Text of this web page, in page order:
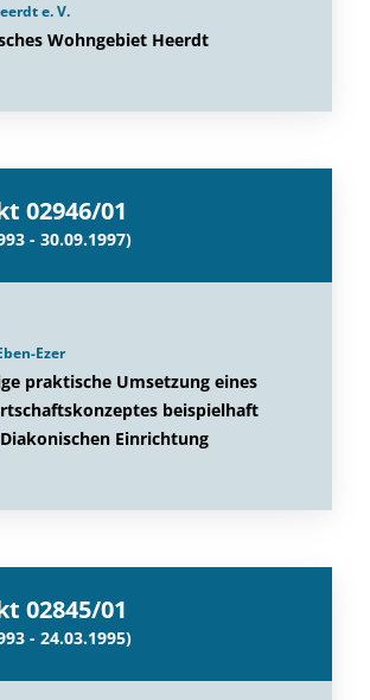
e. V.
Wohngebiet Heerdt
02946/01
- 30.09.1997)
Ezer
praktische Umsetzung eines
beispielhaft
Einrichtung
02845/01
- 24.03.1995)